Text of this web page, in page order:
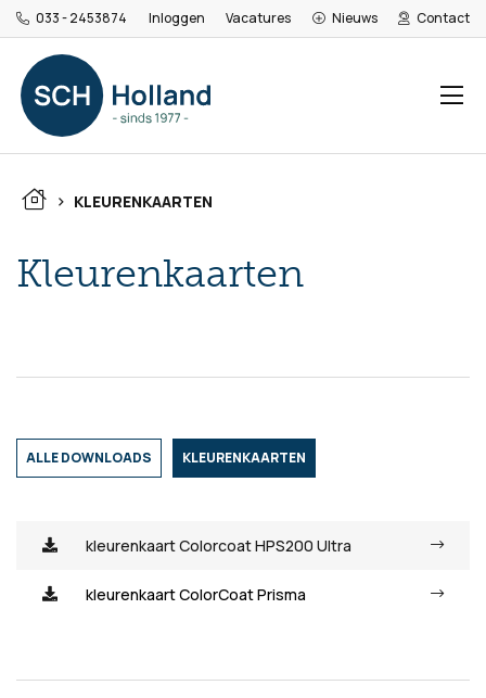
033 - 2453874 Inloggen Vacatures Nieuws Contact
> KLEURENKAARTEN
Kleurenkaarten
ALLE DOWNLOADS KLEURENKAARTEN
kleurenkaart Colorcoat HPS200 Ultra
kleurenkaart ColorCoat Prisma